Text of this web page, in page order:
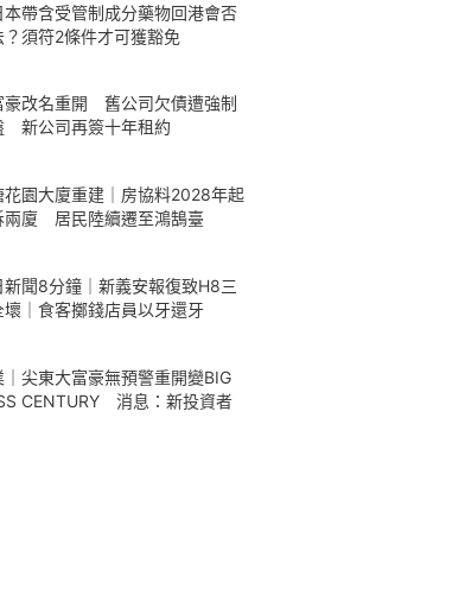
本帶含受管制成分藥物回港會否
？須符2條件才可獲豁免
豪改名重開 舊公司欠債遭強制
新公司再簽十年租約
花園大廈重建｜房協料2028年起
兩廈 居民陸續遷至鴻鵠臺
新聞8分鐘｜新義安報復致H8三
壞｜食客擲錢店員以牙還牙
｜尖東大富豪無預警重開變BIG
CENTURY 消息：新投資者